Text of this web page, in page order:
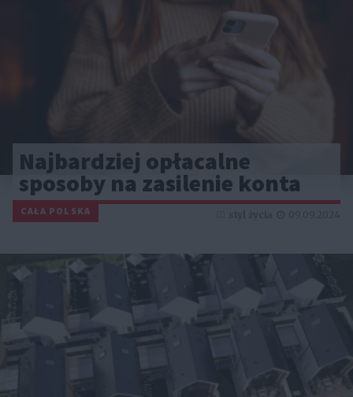
Najbardziej opłacalne
sposoby na zasilenie konta
CAŁA POLSKA